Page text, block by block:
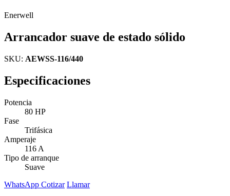
Enerwell
Arrancador suave de estado sólido
SKU: AEWSS-116/440
Especificaciones
Potencia
80 HP
Fase
Trifásica
Amperaje
116 A
Tipo de arranque
Suave
WhatsApp Cotizar Llamar